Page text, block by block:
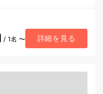
/ 1名 〜 詳細を見る